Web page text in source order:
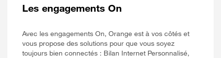
Les engagements On
Avec les engagements On, Orange est à vos côtés et
vous propose des solutions pour que vous soyez
toujours bien connectés : Bilan Internet Personnalisé,